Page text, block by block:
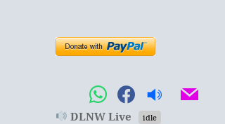
DLNW Live idle